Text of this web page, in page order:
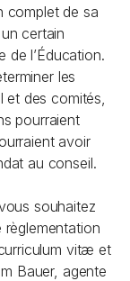
complet de sa
certain
de l’Éducation.
les
et des comités,
pourraient
avoir
au conseil.
souhaitez
vitæ et
Bauer, agente